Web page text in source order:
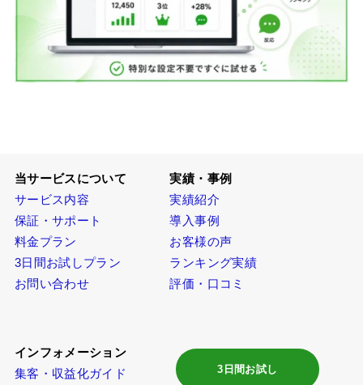
当サービスについて
サービス内容
保証・サポート
料金プラン
3日間お試しプラン
お問い合わせ
実績・事例
実績紹介
導入事例
お客様の声
ランキング実績
評価・口コミ
インフォメーション
集客・収益化ガイド
3日間お試し